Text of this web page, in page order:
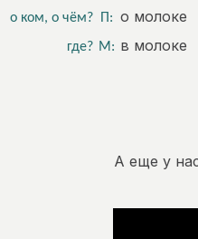
о ком, о чём? П: о молоке
где? М: в молоке
А еще у